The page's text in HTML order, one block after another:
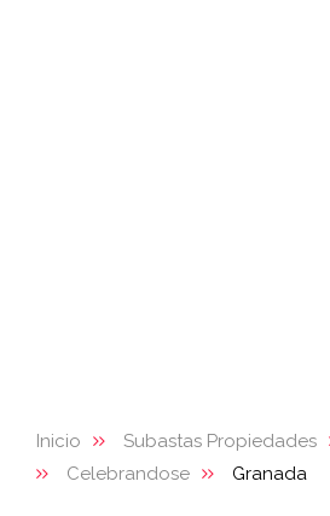
Inicio Subastas Propiedades
Celebrandose
Granada